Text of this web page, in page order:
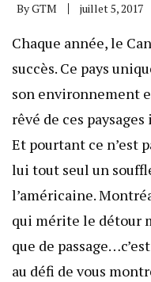
ByGTM juillet 5, 2017
Chaque année, le
succès. Ce pays
son environnement
rêvé de ces
Et pourtant ce n’est
lui tout seul un
l’américaine.
qui mérite le détour
que de
au défi de vous